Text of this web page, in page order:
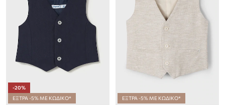
-20%
ΕΞΤΡΑ -5% ΜΕ ΚΩΔΙΚΟ*
ΕΞΤΡΑ -5% ΜΕ ΚΩΔΙΚΟ*